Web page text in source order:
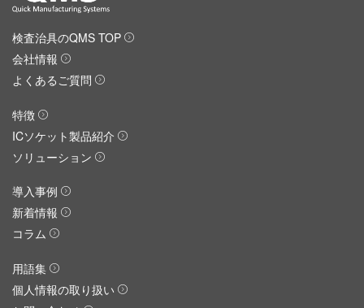
検査治具のQMS TOP
会社情報
よくあるご質問
特徴
ICソケット製品紹介
ソリューション
導入事例
新着情報
コラム
用語集
個人情報の取り扱い